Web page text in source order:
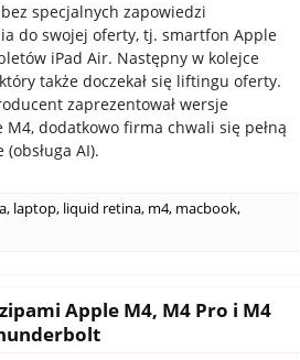
specjalnych zapowiedzi
do swojej oferty, tj. smartfon Apple
iPad Air. Następny w kolejce
także doczekał się liftingu oferty.
zaprezentował wersje
dodatkowo firma chwali się pełną
AI).
, laptop, liquid retina, m4, macbook,
Apple M4, M4 Pro i M4